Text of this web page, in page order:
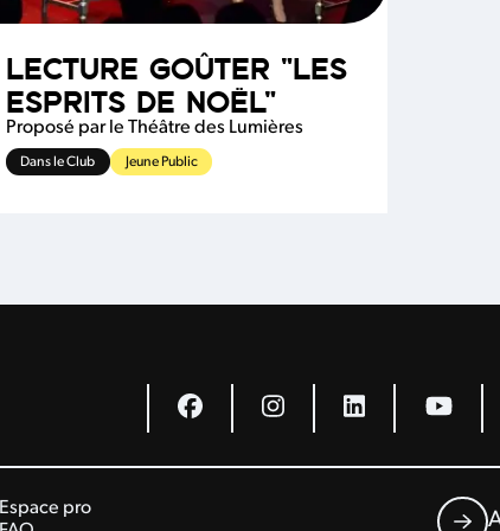
LECTURE GOÛTER "LES
ESPRITS DE NOËL"
Proposé par le Théâtre des Lumières
Dans le Club Jeune Public
Espace pro